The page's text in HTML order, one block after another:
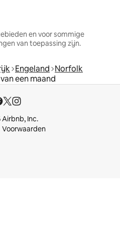
en voor sommige
van toepassing zijn.
Engeland Norfolk
een maand
Inc.
Voorwaarden